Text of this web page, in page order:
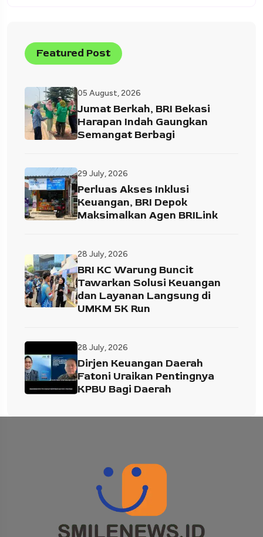
Featured Post
05 August, 2026
Jumat Berkah, BRI Bekasi
Harapan Indah Gaungkan
Semangat Berbagi
29 July, 2026
Perluas Akses Inklusi
Keuangan, BRI Depok
Maksimalkan Agen BRILink
28 July, 2026
BRI KC Warung Buncit
Tawarkan Solusi Keuangan
dan Layanan Langsung di
UMKM 5K Run
28 July, 2026
Dirjen Keuangan Daerah
Fatoni Uraikan Pentingnya
KPBU Bagi Daerah